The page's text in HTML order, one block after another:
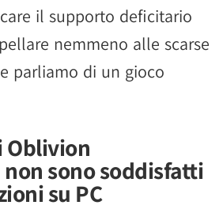
il supporto deficitario
nemmeno alle scarse
parliamo di un gioco
Oblivion
non sono soddisfatti
su PC